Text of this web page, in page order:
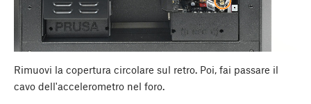
Rimuovi la copertura circolare sul retro. Poi, fai passare il
cavo dell'accelerometro nel foro.